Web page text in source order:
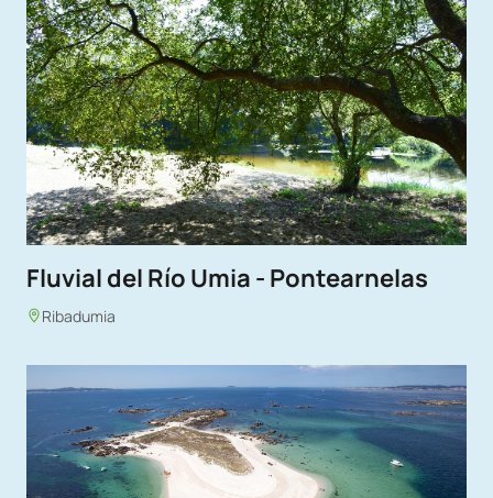
Fluvial del Río Umia - Pontearnelas
Ribadumia